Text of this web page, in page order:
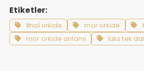
Etiketler:
İthal orkide mor orkide
mor orkide anlamı
lüks tek